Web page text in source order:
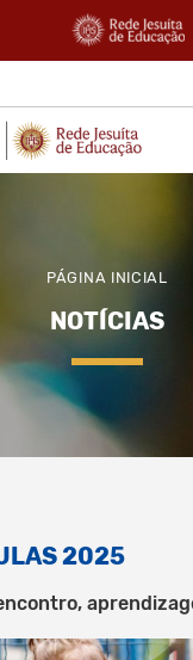
PÁGINA INICIAL
NOTÍCIAS
2025